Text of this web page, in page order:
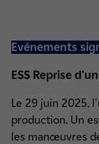
Evénements
ESS Reprise
Le 29 juin 2025,
production. Un
les manœuvres